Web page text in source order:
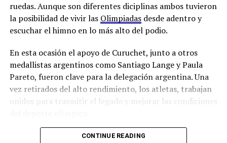
ruedas. Aunque son diferentes diciplinas ambos tuvieron
la posibilidad de vivir las Olimpiadasdesde adentro y
escuchar el himno en lo más alto del podio.
En esta ocasión el apoyo de Curuchet, junto a otros
medallistas argentinos como Santiago Lange y Paula
Pareto, fueron clave para la delegación argentina. Una
vez retirados del alto rendimiento, los atletas, trabajan
unidos para trasmitir el legado y mejorar las condiciones
CONTINUE READING